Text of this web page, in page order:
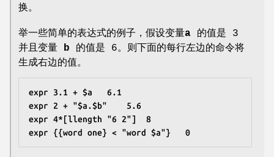
换。
举一些简单的表达式的例子，假设变量a 的值是 3
并且变量 b 的值是 6。则下面的每行左边的命令将
生成右边的值。
expr 3.1 + $a	6.1
expr 2 + "$a.$b"	5.6
expr 4*[llength "6 2"]	8
expr {{word one} < "word $a"}	0